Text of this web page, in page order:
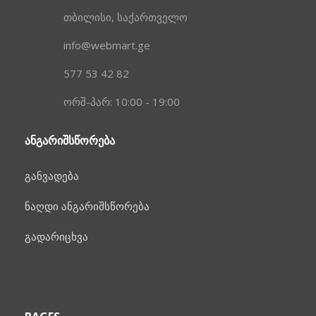
თბილისი, საქართველო
info@webmart.ge
577 53 42 82
ორშ-პარ: 10:00 - 19:00
ᲐᲜᲒᲐᲠᲘᲨᲡᲬᲝᲠᲔᲑᲐ
განვადება
ნაღდი ანგარიშსწორება
გადარიცხვა